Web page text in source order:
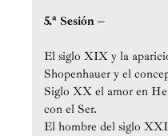
5.ª Sesión –
El siglo XIX y la
Shopenhauer y el
Siglo XX el amor en
con el Ser.
El hombre del siglo